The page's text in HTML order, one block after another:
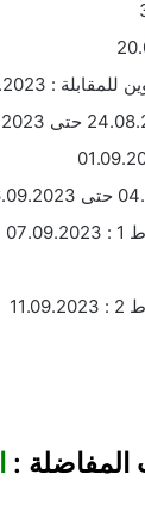
: 22.08.2023
المفاضلة :